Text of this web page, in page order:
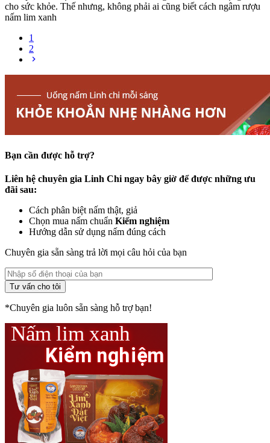
cho sức khỏe. Thế nhưng, không phải ai cũng biết cách ngâm rượu
nấm lim xanh
1
2
Bạn cần được hỗ trợ?
Liên hệ chuyên gia Linh Chi ngay bây giờ để được những ưu
đãi sau:
Cách phân biệt nấm thật, giả
Chọn mua nấm chuẩn Kiểm nghiệm
Hướng dẫn sử dụng nấm đúng cách
Chuyên gia sẵn sàng trả lời mọi câu hỏi của bạn
*Chuyên gia luôn sẵn sàng hỗ trợ bạn!